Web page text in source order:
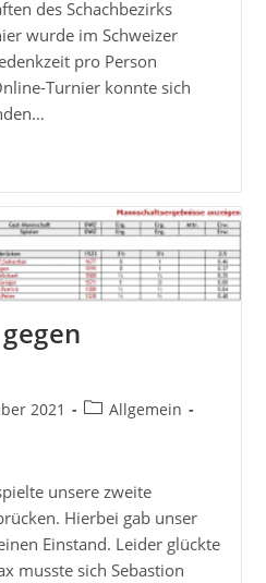
des Schachbezirks
wurde im Schweizer
pro Person
Turnier konnte sich
2021
Beitrags-
Allgemein
unsere zweite
Hierbei gab unser
Einstand. Leider glückte
musste sich Sebastion